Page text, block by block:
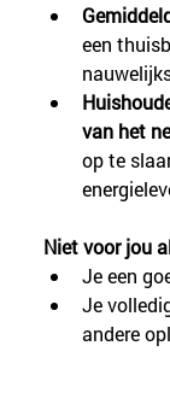
een
van het
op te
Niet voor jou
Je een
Je
andere